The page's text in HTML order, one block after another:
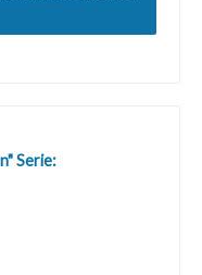
Serie: